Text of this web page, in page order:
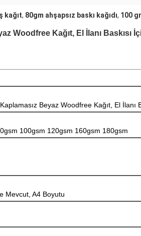
kağıt, 80gm ahşapsız baskı kağıdı, 100
Woodfree Kağıt, El İlanı Baskısı
Beyaz Woodfree Kağıt, El İlanı
100gsm 120gsm 160gsm 180gsm
Mevcut, A4 Boyutu